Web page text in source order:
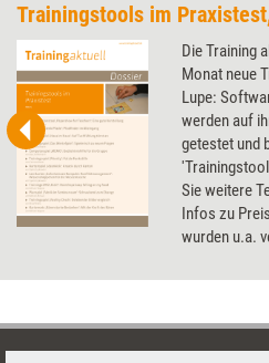
Trainingstools im
Die Training
Monat neue
Lupe:
werden auf
getestet und
Sie weitere
Infos zu
wurden u.a.